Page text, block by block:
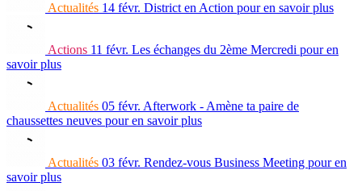
Actualités 14 févr. District en Action pour en savoir plus
Actions 11 févr. Les échanges du 2ème Mercredi pour en
savoir plus
Actualités 05 févr. Afterwork - Amène ta paire de
chaussettes neuves pour en savoir plus
Actualités 03 févr. Rendez-vous Business Meeting pour en
savoir plus